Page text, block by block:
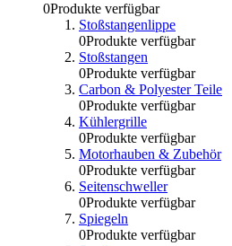
0Produkte verfügbar
Stoßstangenlippe
0Produkte verfügbar
Stoßstangen
0Produkte verfügbar
Carbon & Polyester Teile
0Produkte verfügbar
Kühlergrille
0Produkte verfügbar
Motorhauben & Zubehör
0Produkte verfügbar
Seitenschweller
0Produkte verfügbar
Spiegeln
0Produkte verfügbar